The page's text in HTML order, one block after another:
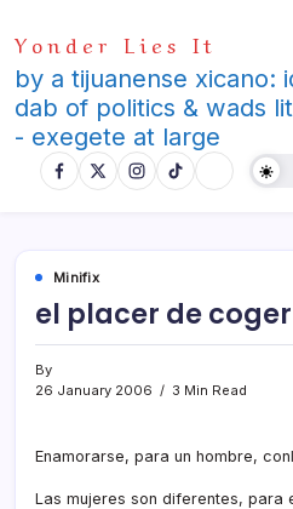
to
content
Yonder Lies It
by a tijuanense xicano:
dab of politics & wads
- exegete at large
Minifix
el placer de
By
26 January 2006
3 Min Read
Enamorarse, para un hombre,
Las mujeres son diferentes, para